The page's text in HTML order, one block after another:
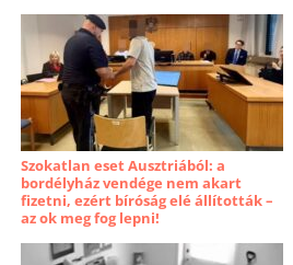
Szokatlan eset Ausztriából: a
bordélyház vendége nem akart
fizetni, ezért bíróság elé állították –
az ok meg fog lepni!